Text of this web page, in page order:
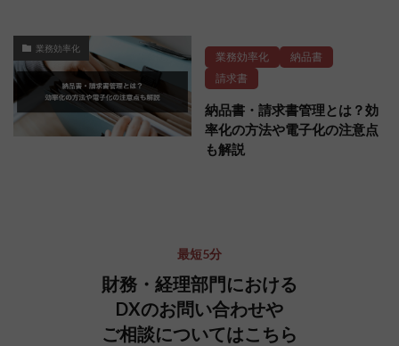
業務効率化
業務効率化
納品書
請求書
納品書・請求書管理とは？効
率化の方法や電子化の注意点
も解説
最短5分
財務・経理部門における
DXのお問い合わせや
ご相談についてはこちら